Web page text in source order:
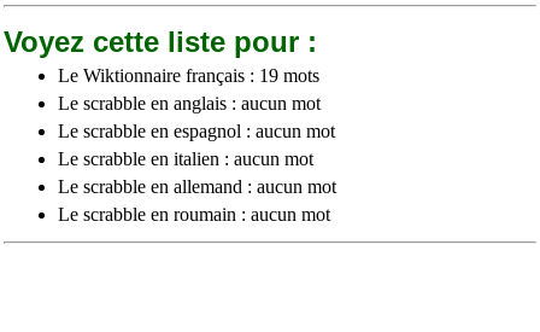
Voyez cette liste pour :
Le Wiktionnaire français : 19 mots
Le scrabble en anglais : aucun mot
Le scrabble en espagnol : aucun mot
Le scrabble en italien : aucun mot
Le scrabble en allemand : aucun mot
Le scrabble en roumain : aucun mot